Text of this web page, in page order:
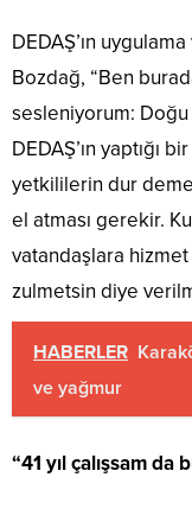
DEDAŞ’ın
Bozdağ, “Ben
sesleniyorum: Doğu
DEDAŞ’ın yaptığı
yetkililerin dur
el atması gerekir.
vatandaşlara hizmet
zulmetsin diye
HABERLER
ve yağmur
“41 yıl çalışsam da